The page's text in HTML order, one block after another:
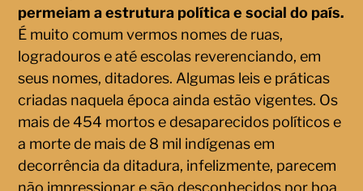
permeiam a estrutura política e social do país.
É muito comum vermos nomes de ruas,
logradouros e até escolas reverenciando, em
seus nomes, ditadores. Algumas leis e práticas
criadas naquela época ainda estão vigentes. Os
mais de 454 mortos e desaparecidos políticos e
a morte de mais de 8 mil indígenas em
decorrência da ditadura, infelizmente, parecem
não impressionar e são desconhecidos por boa